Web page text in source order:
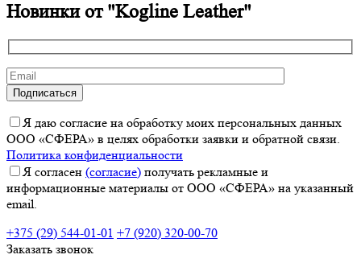
Новинки от "Kogline Leather"
Я даю согласие на обработку моих персональных данных
ООО «СФЕРА» в целях обработки заявки и обратной связи.
Политика конфиденциальности
Я согласен (согласие) получать рекламные и
информационные материалы от ООО «СФЕРА» на указанный
email.
+375 (29) 544-01-01 +7 (920) 320-00-70
Заказать звонок